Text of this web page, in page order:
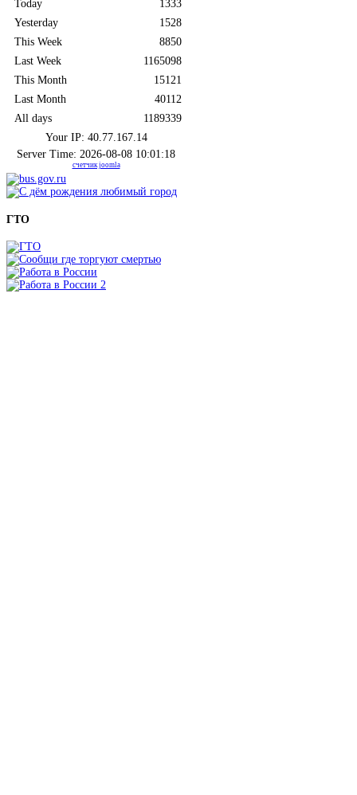
Today
Yesterday
This Week
Last Week
This Month
Last Month
All days
1333
1528
8850
1165098
15121
40112
1189339
Your IP: 40.77.167.14
Server Time: 2026-08-08 10:01:18
счетчик joomla
ГТО